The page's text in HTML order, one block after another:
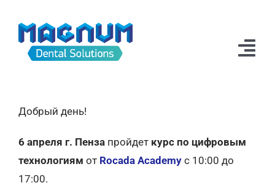
content
Техподдержка
Добрый день!
6 апреля г. Пенза пройдет курс по цифровым
технологиям от Rocada Academy с 10:00 до
17:00.